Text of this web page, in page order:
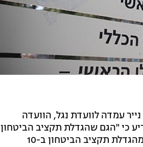
עמדה לוועדת נגל, הוועדה
כי "הגם שהגדלת תקציב הביטחון
עשויה להיות הכרחית, העלות השנתית הממוצעת למשק בית כתוצאה מהגדלת תקציב הביטחון ב-10